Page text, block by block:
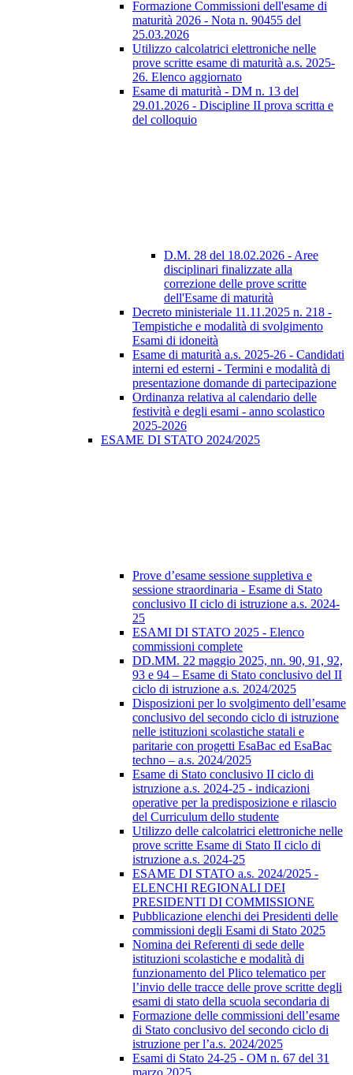
Formazione Commissioni dell'esame di
maturità 2026 - Nota n. 90455 del
25.03.2026
Utilizzo calcolatrici elettroniche nelle
prove scritte esame di maturità a.s. 2025-
26. Elenco aggiornato
Esame di maturità - DM n. 13 del
29.01.2026 - Discipline II prova scritta e
del colloquio
D.M. 28 del 18.02.2026 - Aree
disciplinari finalizzate alla
correzione delle prove scritte
dell'Esame di maturità
Decreto ministeriale 11.11.2025 n. 218 -
Tempistiche e modalità di svolgimento
Esami di idoneità
Esame di maturità a.s. 2025-26 - Candidati
interni ed esterni - Termini e modalità di
presentazione domande di partecipazione
Ordinanza relativa al calendario delle
festività e degli esami - anno scolastico
2025-2026
ESAME DI STATO 2024/2025
Prove d’esame sessione suppletiva e
sessione straordinaria - Esame di Stato
conclusivo II ciclo di istruzione a.s. 2024-
25
ESAMI DI STATO 2025 - Elenco
commissioni complete
DD.MM. 22 maggio 2025, nn. 90, 91, 92,
93 e 94 – Esame di Stato conclusivo del II
ciclo di istruzione a.s. 2024/2025
Disposizioni per lo svolgimento dell’esame
conclusivo del secondo ciclo di istruzione
nelle istituzioni scolastiche statali e
paritarie con progetti EsaBac ed EsaBac
techno – a.s. 2024/2025
Esame di Stato conclusivo II ciclo di
istruzione a.s. 2024-25 - indicazioni
operative per la predisposizione e rilascio
del Curriculum dello studente
Utilizzo delle calcolatrici elettroniche nelle
prove scritte Esame di Stato II ciclo di
istruzione a.s. 2024-25
ESAME DI STATO a.s. 2024/2025 -
ELENCHI REGIONALI DEI
PRESIDENTI DI COMMISSIONE
Pubblicazione elenchi dei Presidenti delle
commissioni degli Esami di Stato 2025
Nomina dei Referenti di sede delle
istituzioni scolastiche e modalità di
funzionamento del Plico telematico per
l’invio delle tracce delle prove scritte degli
esami di stato della scuola secondaria di
Formazione delle commissioni dell’esame
di Stato conclusivo del secondo ciclo di
istruzione per l’a.s. 2024/2025
Esami di Stato 24-25 - OM n. 67 del 31